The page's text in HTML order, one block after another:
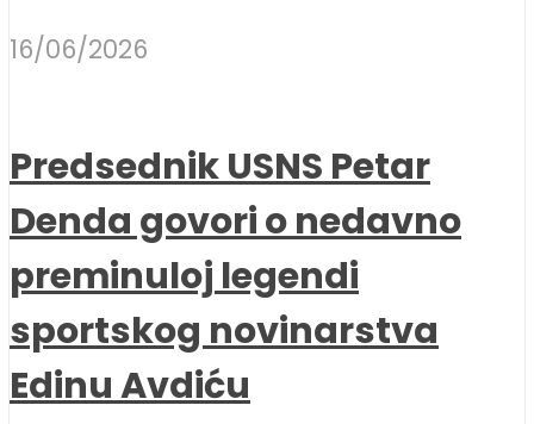
16/06/2026
Predsednik USNS Petar
Denda govori o nedavno
preminuloj legendi
sportskog novinarstva
Edinu Avdiću